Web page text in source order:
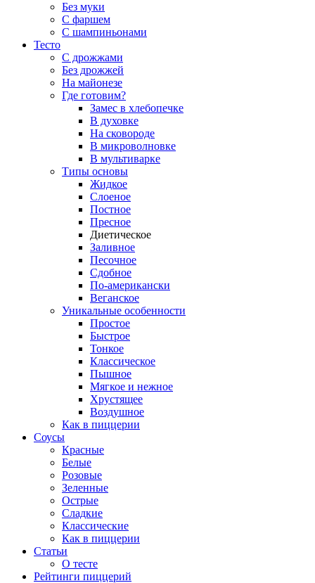
Без муки
С фаршем
С шампиньонами
Тесто
С дрожжами
Без дрожжей
На майонезе
Где готовим?
Замес в хлебопечке
В духовке
На сковороде
В микроволновке
В мультиварке
Типы основы
Жидкое
Слоеное
Постное
Пресное
Диетическое
Заливное
Песочное
Сдобное
По-американски
Веганское
Уникальные особенности
Простое
Быстрое
Тонкое
Классическое
Пышное
Мягкое и нежное
Хрустящее
Воздушное
Как в пиццерии
Соусы
Красные
Белые
Розовые
Зеленные
Острые
Сладкие
Классические
Как в пиццерии
Статьи
О тесте
Рейтинги пиццерий